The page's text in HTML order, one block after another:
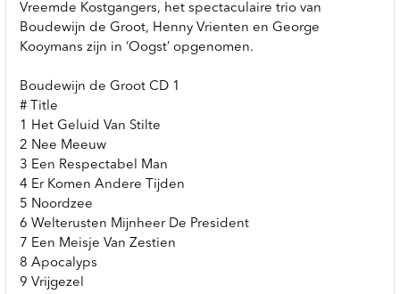
Vreemde Kostgangers, het spectaculaire trio van
Boudewijn de Groot, Henny Vrienten en George
Kooymans zijn in ‘Oogst’ opgenomen.
Boudewijn de Groot CD 1
# Title
1 Het Geluid Van Stilte
2 Nee Meeuw
3 Een Respectabel Man
4 Er Komen Andere Tijden
5 Noordzee
6 Welterusten Mijnheer De President
7 Een Meisje Van Zestien
8 Apocalyps
9 Vrijgezel